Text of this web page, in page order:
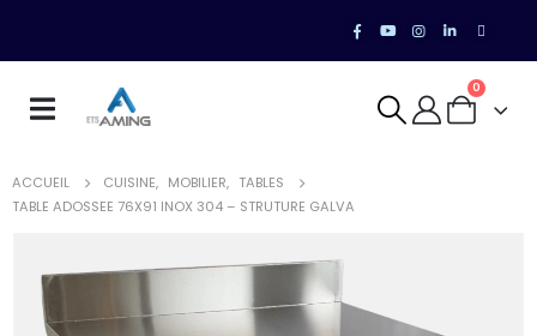
0
ACCUEIL CUISINE, MOBILIER, TABLES
TABLE ADOSSEE 76X91 INOX 304 – STRUTURE GALVA